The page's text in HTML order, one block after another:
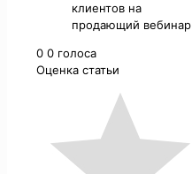
клиентов на
продающий вебинар
0 0 голоса
Оценка статьи